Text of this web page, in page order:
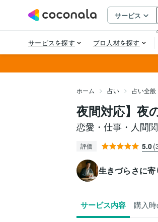
ホーム 占い 占い全般
夜間対応】夜
恋愛・仕事・人間
評価 5.0
生きづらさに
サービス内容 購入